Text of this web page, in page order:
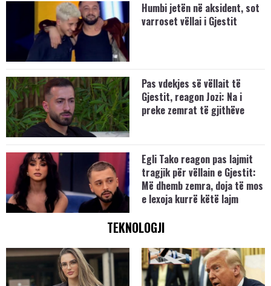
Humbi jetën në aksident, sot
varroset vëllai i Gjestit
Pas vdekjes së vëllait të
Gjestit, reagon Jozi: Na i
preke zemrat të gjithëve
Egli Tako reagon pas lajmit
tragjik për vëllain e Gjestit:
Më dhemb zemra, doja të mos
e lexoja kurrë këtë lajm
TEKNOLOGJI